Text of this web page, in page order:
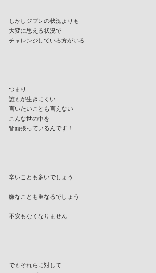
しかしジブンの状況よりも
大変に思える状況で
チャレンジしている方がいる
つまり
誰もが生きにくい
言いたいことも言えない
こんな世の中を
皆頑張っているんです！
辛いことも多いでしょう
嫌なことも重なるでしょう
不安もなくなりません
でもそれらに対して